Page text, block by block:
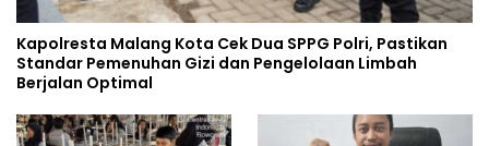
Kapolresta Malang Kota Cek Dua SPPG Polri, Pastikan
Standar Pemenuhan Gizi dan Pengelolaan Limbah
Berjalan Optimal